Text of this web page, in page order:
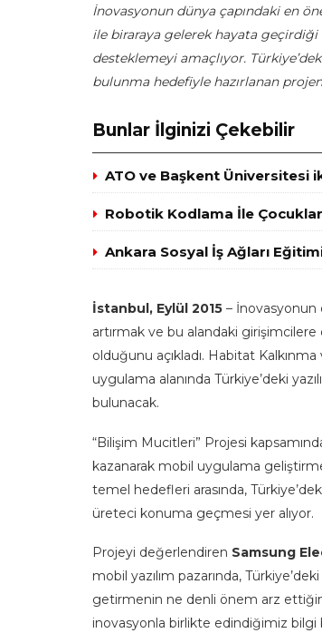
İnovasyonun dünya çapındaki en
ile biraraya gelerek hayata
desteklemeyi amaçlıyor.
bulunma hedefiyle hazırlanan
Bunlar İlginizi Çekebilir
ATO ve Başkent Üniversitesi
Robotik Kodlama İle
Ankara Sosyal İş Ağları
İstanbul, Eylül 2015 – İnovasyonun
artırmak ve bu alandaki
olduğunu açıkladı. Habitat
uygulama alanında Türkiye’deki
bulunacak.
“Bilişim Mucitleri” Projesi
kazanarak mobil uygulama
temel hedefleri arasında,
üreteci konuma geçmesi yer alıyor.
Projeyi değerlendiren Samsung
mobil yazılım pazarında,
getirmenin ne denli önem arz
inovasyonla birlikte edindiğimiz bilgi